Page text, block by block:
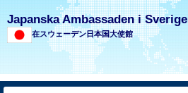
Japanska Ambassaden i Sverige
在スウェーデン日本国大使館